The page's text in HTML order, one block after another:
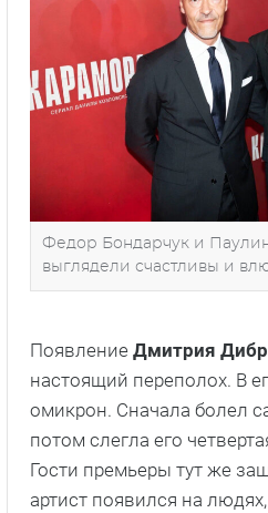
Федор Бондарчук и
выглядели счастливы и
Появление Дмитрия
настоящий переполох. В
омикрон. Сначала болел
потом слегла его
Гости премьеры тут же
артист появился на